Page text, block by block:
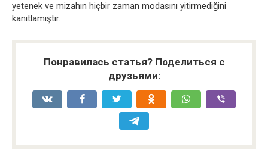
yetenek ve mizahın hiçbir zaman modasını yitirmediğini
kanıtlamıştır.
Понравилась статья? Поделиться с
друзьями: